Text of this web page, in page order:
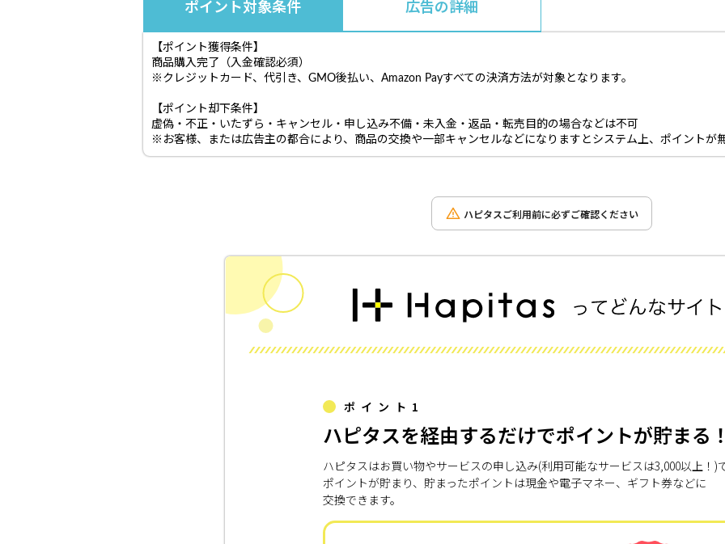
ポイント対象条件 広告の詳細
【ポイント獲得条件】
商品購入完了（入金確認必須）
※クレジットカード、代引き、GMO後払い、Amazon Payすべての決済方法が対象となります。
【ポイント却下条件】
虚偽・不正・いたずら・キャンセル・申し込み不備・未入金・返品・転売目的の場合などは不可
※お客様、または広告主の都合により、商品の交換や一部キャンセルなどになりますとシステム上、ポイントが
ハピタスご利用前に必ずご確認ください
ポイント1
ハピタスを経由するだけでポイントが貯まる
ハピタスはお買い物やサービスの申し込み(利用可能なサービスは3,000以上！)
ポイントが貯まり、貯まったポイントは現金や電子マネー、ギフト券などに
交換できます。